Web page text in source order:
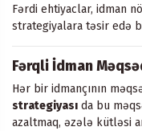
Fərdi ehtiyaclar, idman
strategiyalara təsir edə
Fərqli İdman
Hər bir idmançının
strategiyası da bu
azaltmaq, əzələ kütləsi